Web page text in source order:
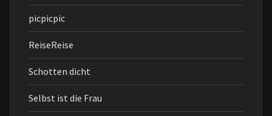
picpicpic
ReiseReise
Schotten dicht
Selbst ist die Frau